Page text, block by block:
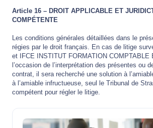
Article 16 – DROIT APPLICABLE ET
COMPÉTENTE
Les conditions générales détaillées dans le
régies par le droit français. En cas de litige
et IFCE INSTITUT FORMATION COMPTABLE
l’occasion de l’interprétation des présentes ou
contrat, il sera recherché une solution à
à l’amiable infructueuse, seul le Tribunal de
compétent pour régler le litige.